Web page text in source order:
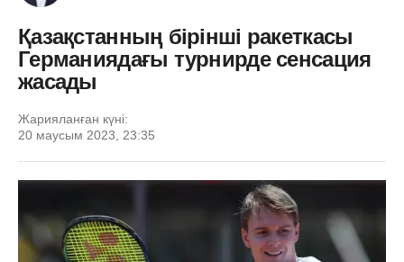
Қазақстанның бірінші ракеткасы
Германиядағы турнирде сенсация
жасады
Жарияланған күні:
20 маусым 2023, 23:35